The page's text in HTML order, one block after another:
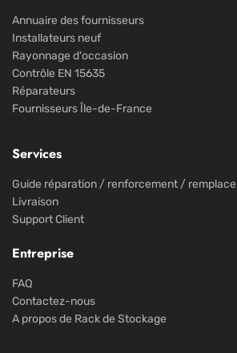
Annuaire des fournisseurs
Installateurs neuf
Rayonnage d'occasion
Contrôle EN 15635
Réparateurs
Fournisseurs Île-de-France
Services
Guide réparation / renforcement /
Livraison
Support Client
Entreprise
FAQ
Contactez-nous
A propos de Rack de Stockage